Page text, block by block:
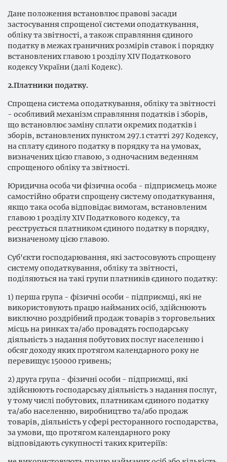
Дане положення встановлює правові засади
застосування спрощеної системи оподаткування,
обліку та звітності, а також справляння єдиного
податку в межах граничних розмірів ставок і порядку
встановлених главою 1 розділу XIV Податкового
кодексу України (далі Кодекс).
2.Платники податку.
Спрощена система оподаткування, обліку та звітності
- особливий механізм справляння податків і зборів,
що встановлює заміну сплати окремих податків і
зборів, встановлених пунктом 297.1 статті 297 Кодексу,
на сплату єдиного податку в порядку та на умовах,
визначених цією главою, з одночасним веденням
спрощеного обліку та звітності.
Юридична особа чи фізична особа - підприємець може
самостійно обрати спрощену систему оподаткування,
якщо така особа відповідає вимогам, встановленим
главою 1 розділу XIV Податкового кодексу, та
реєструється платником єдиного податку в порядку,
визначеному цією главою.
Суб'єкти господарювання, які застосовують спрощену
систему оподаткування, обліку та звітності,
поділяються на такі групи платників єдиного податку:
1) перша група - фізичні особи - підприємці, які не
використовують працю найманих осіб, здійснюють
виключно роздрібний продаж товарів з торговельних
місць на ринках та/або провадять господарську
діяльність з надання побутових послуг населенню і
обсяг доходу яких протягом календарного року не
перевищує 150000 гривень;
2) друга група - фізичні особи - підприємці, які
здійснюють господарську діяльність з надання послуг,
у тому числі побутових, платникам єдиного податку
та/або населенню, виробництво та/або продаж
товарів, діяльність у сфері ресторанного господарства,
за умови, що протягом календарного року
відповідають сукупності таких критеріїв: